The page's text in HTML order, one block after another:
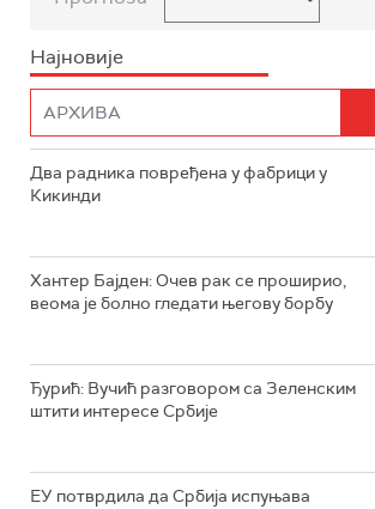
Најновије
Два радника повређена у фабрици у
Кикинди
Хантер Бајден: Очев рак се проширио,
веома је болно гледати његову борбу
Ђурић: Вучић разговором са Зеленским
штити интересе Србије
ЕУ потврдила да Србија испуњава